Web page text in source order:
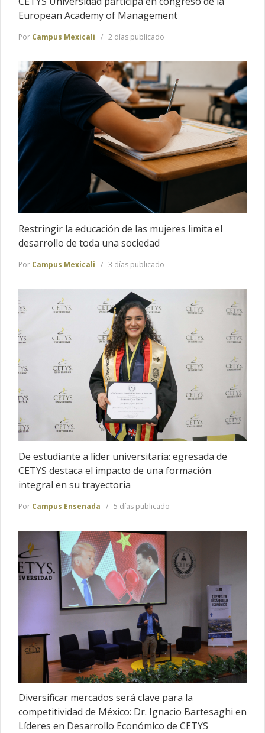
European Academy of Management
Por Campus Mexicali 2 días publicado
Restringir la educación de las mujeres limita el
desarrollo de toda una sociedad
Por Campus Mexicali 3 días publicado
De estudiante a líder universitaria: egresada de
CETYS destaca el impacto de una formación
integral en su trayectoria
Por Campus Ensenada 5 días publicado
Diversificar mercados será clave para la
competitividad de México: Dr. Ignacio Bartesaghi en
Líderes en Desarrollo Económico de CETYS